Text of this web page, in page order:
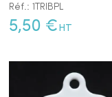
Réf.: 1TRIBPL
5,50 € HT